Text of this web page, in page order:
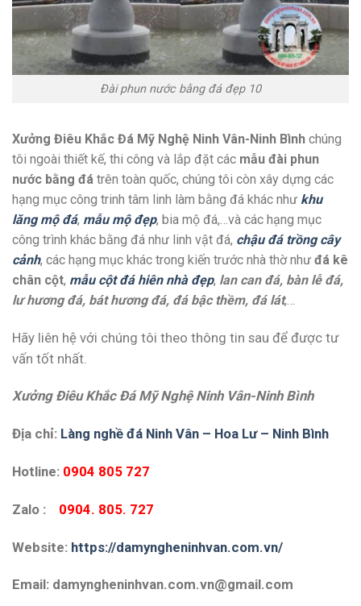
Đài phun nước bằng đá đẹp 10
Xưởng Điêu Khắc Đá Mỹ Nghệ Ninh Vân-Ninh Bình chúng
tôi ngoài thiết kế, thi công và lắp đặt các mẫu đài phun
nước bằng đá trên toàn quốc, chúng tôi còn xây dựng các
hạng mục công trinh tâm linh làm bằng đá khác như khu
lăng mộ đá, mẫu mộ đẹp, bia mộ đá,…và các hạng mục
công trình khác bằng đá như linh vật đá, chậu đá trồng cây
cảnh, các hạng mục khác trong kiến trước nhà thờ như đá kê
chân cột, mẫu cột đá hiên nhà đẹp, lan can đá, bàn lễ đá,
lư hương đá, bát hương đá, đá bậc thềm, đá lát,…
Hãy liên hệ với chúng tôi theo thông tin sau để được tư
vấn tốt nhất.
Xưởng Điêu Khắc Đá Mỹ Nghệ Ninh Vân-Ninh Bình
Địa chỉ: Làng nghề đá Ninh Vân – Hoa Lư – Ninh Bình
Hotline: 0904 805 727
Zalo : 0904. 805. 727
Website: https://damyngheninhvan.com.vn/
Email: damyngheninhvan.com.vn@gmail.com